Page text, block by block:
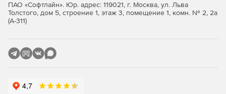
ПАО «Софтлайн». Юр. адрес: 119021, г. Москва, ул. Льва
Толстого, дом 5, строение 1, этаж 3, помещение 1, комн. № 2, 2а
(А-311)